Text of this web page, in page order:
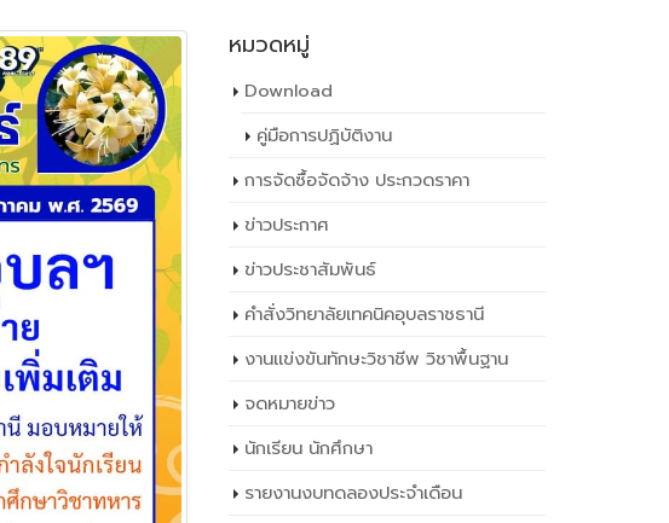
หมวดหมู่
Download
คู่มือการปฏิบัติงาน
การจัดซื้อจัดจ้าง ประกวดราคา
ข่าวประกาศ
ข่าวประชาสัมพันธ์
คำสั่งวิทยาลัยเทคนิคอุบลราชธานี
งานแข่งขันทักษะวิชาชีพ วิชาพื้นฐาน
จดหมายข่าว
นักเรียน นักศึกษา
รายงานงบทดลองประจำเดือน